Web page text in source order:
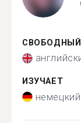
СВОБОДНЫЙ
ИЗУЧАЕТ
немецкий